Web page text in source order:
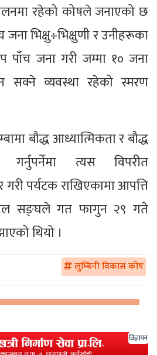
रहेको कोषले जनाएको छ
जना भिक्षु÷भिक्षुणी र उनीहरूका
पाँच जना गरी जम्मा १० जना
सक्ने व्यवस्था रहेको स्मरण
बौद्ध आध्यात्मिकता र बौद्ध
त्यस विपरीत
पर्यटक राखिएकामा आपत्ति
सङ्घले गत फागुन २९ गते
थियो ।
लुम्बिनी विकास कोष
विज्ञापन